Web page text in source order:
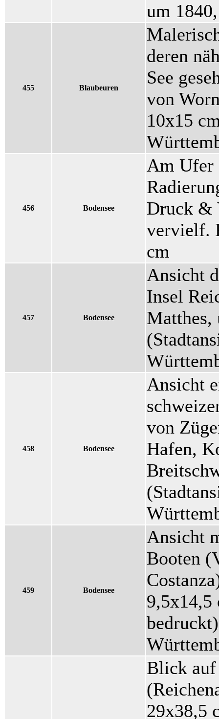
um
455 Blaubeuren
deren
See
von
10x15
456 Bodensee
Am Ufer
Druck &
vervielf.
cm
457 Bodensee
Ansicht
Insel
Matthes,
458 Bodensee
Ansicht
von
Hafen,
459 Bodensee
Ansicht
Booten
9,5x14,5
Blick auf
29x38,5